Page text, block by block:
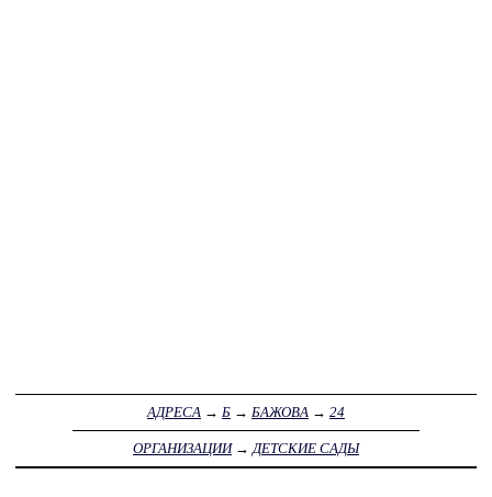
АДРЕСА → Б → БАЖОВА → 24
ОРГАНИЗАЦИИ→ДЕТСКИЕ САДЫ